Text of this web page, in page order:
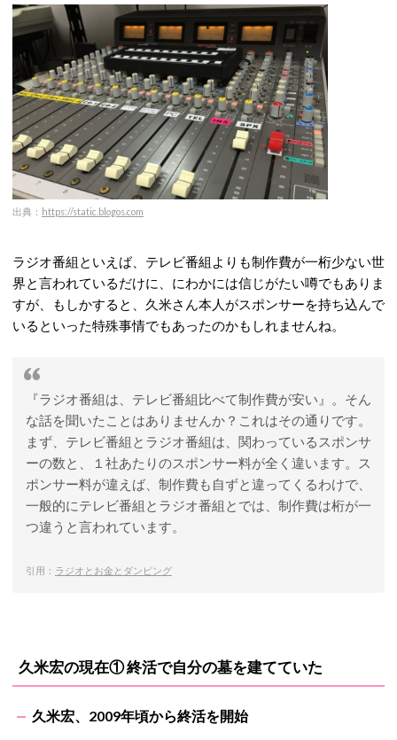
出典： https://static.blogos.com
ラジオ番組といえば、テレビ番組よりも制作費が一桁少ない世
界と言われているだけに、にわかには信じがたい噂でもありま
すが、もしかすると、久米さん本人がスポンサーを持ち込んで
いるといった特殊事情でもあったのかもしれませんね。
『ラジオ番組は、テレビ番組比べて制作費が安い』。そん
な話を聞いたことはありませんか？これはその通りです。
まず、テレビ番組とラジオ番組は、関わっているスポンサ
ーの数と、１社あたりのスポンサー料が全く違います。ス
ポンサー料が違えば、制作費も自ずと違ってくるわけで、
一般的にテレビ番組とラジオ番組とでは、制作費は桁が一
つ違うと言われています。
引用： ラジオとお金とダンピング
久米宏の現在① 終活で自分の墓を建てていた
久米宏、2009年頃から終活を開始